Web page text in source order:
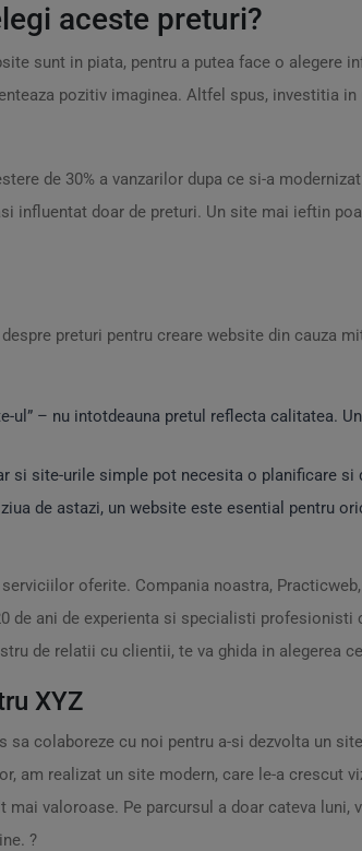
aceste preturi?
sunt in piata, pentru a putea face o alegere
pozitiv imaginea. Altfel spus, investitia
de 30% a vanzarilor dupa ce si-a
influentat doar de preturi. Un site mai ieftin
preturi pentru creare website din cauza
ul” – nu intotdeauna pretul reflecta calitatea.
si site-urile simple pot necesita o planificare
de astazi, un website este esential pentru
oferite. Compania noastra,
de ani de experienta si specialisti
de relatii cu clientii, te va ghida in alegerea
XYZ
sa colaboreze cu noi pentru a-si dezvolta un
am realizat un site modern, care le-a
mai valoroase. Pe parcursul a doar cateva luni,
?